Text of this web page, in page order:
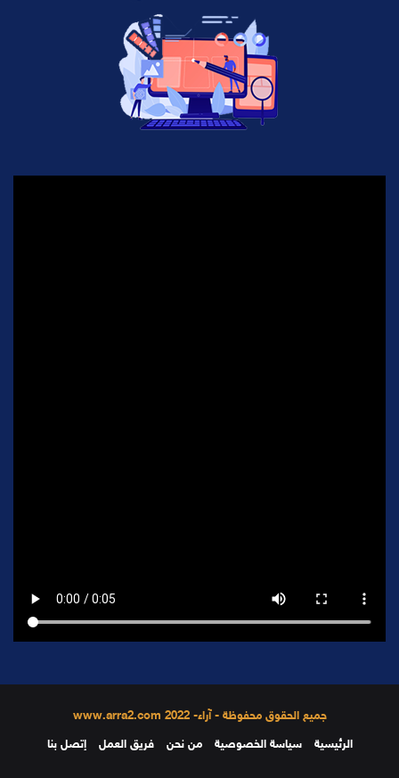
جميع الحقوق محفوظة - آراء- 2022 www.arra2.com
الرئيسية
سياسة الخصوصية من نحن فريق العمل إتصل بنا